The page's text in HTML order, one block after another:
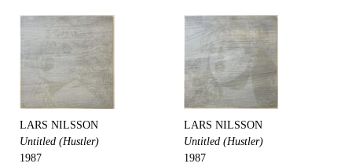
LARS NILSSON
Untitled (Hustler)
1987
LARS NILSSON
Untitled (Hustler)
1987